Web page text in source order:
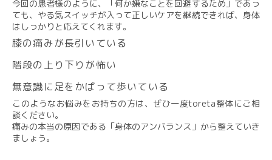
今回の患者様のように、「何か嫌なことを回避するため」であっ
ても、やる気スイッチが入って正しいケアを継続できれば、身体
はしっかりと応えてくれます。
膝の痛みが長引いている
階段の上り下りが怖い
無意識に足をかばって歩いている
このようなお悩みをお持ちの方は、ぜひ一度toreta整体にご相
談ください。
痛みの本当の原因である「身体のアンバランス」から整えていき
ましょう。